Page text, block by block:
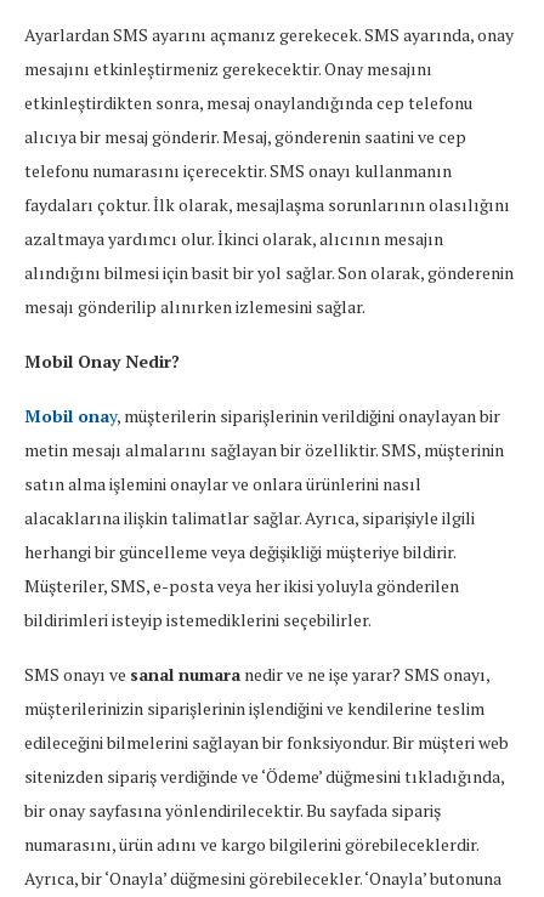
Ayarlardan SMS ayarını açmanız gerekecek. SMS ayarında, onay
mesajını etkinleştirmeniz gerekecektir. Onay mesajını
etkinleştirdikten sonra, mesaj onaylandığında cep telefonu
alıcıya bir mesaj gönderir. Mesaj, gönderenin saatini ve cep
telefonu numarasını içerecektir. SMS onayı kullanmanın
faydaları çoktur. İlk olarak, mesajlaşma sorunlarının olasılığını
azaltmaya yardımcı olur. İkinci olarak, alıcının mesajın
alındığını bilmesi için basit bir yol sağlar. Son olarak, gönderenin
mesajı gönderilip alınırken izlemesini sağlar.
Mobil Onay Nedir?
Mobil onay, müşterilerin siparişlerinin verildiğini onaylayan bir
metin mesajı almalarını sağlayan bir özelliktir. SMS, müşterinin
satın alma işlemini onaylar ve onlara ürünlerini nasıl
alacaklarına ilişkin talimatlar sağlar. Ayrıca, siparişiyle ilgili
herhangi bir güncelleme veya değişikliği müşteriye bildirir.
Müşteriler, SMS, e-posta veya her ikisi yoluyla gönderilen
bildirimleri isteyip istemediklerini seçebilirler.
SMS onayı ve sanal numara nedir ve ne işe yarar? SMS onayı,
müşterilerinizin siparişlerinin işlendiğini ve kendilerine teslim
edileceğini bilmelerini sağlayan bir fonksiyondur. Bir müşteri web
sitenizden sipariş verdiğinde ve ‘Ödeme’ düğmesini tıkladığında,
bir onay sayfasına yönlendirilecektir. Bu sayfada sipariş
numarasını, ürün adını ve kargo bilgilerini görebileceklerdir.
Ayrıca, bir ‘Onayla’ düğmesini görebilecekler. ‘Onayla’ butonuna